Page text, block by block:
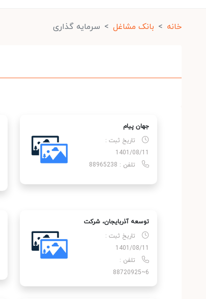
خانه بانک مشاغل سرمایه گذاری
جهان پیام
تاریخ ثبت :
1401/08/11
تلفن : 88965238
توسعه آذربایجان، شركت
تاریخ ثبت :
1401/08/11
تلفن :
6~88720925